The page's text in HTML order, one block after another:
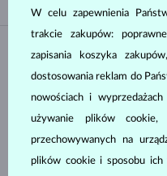
Materiał
BIAŁE ZŁOTO
RÓŻOWE ZŁOTO
STAL CHIRURGICZNA
W celu zapewnienia
trakcie zakupów:
zapisania koszyka
dostosowania reklam do
nowościach i
używanie plików
przechowywanych na
plików cookie i sposobu ich